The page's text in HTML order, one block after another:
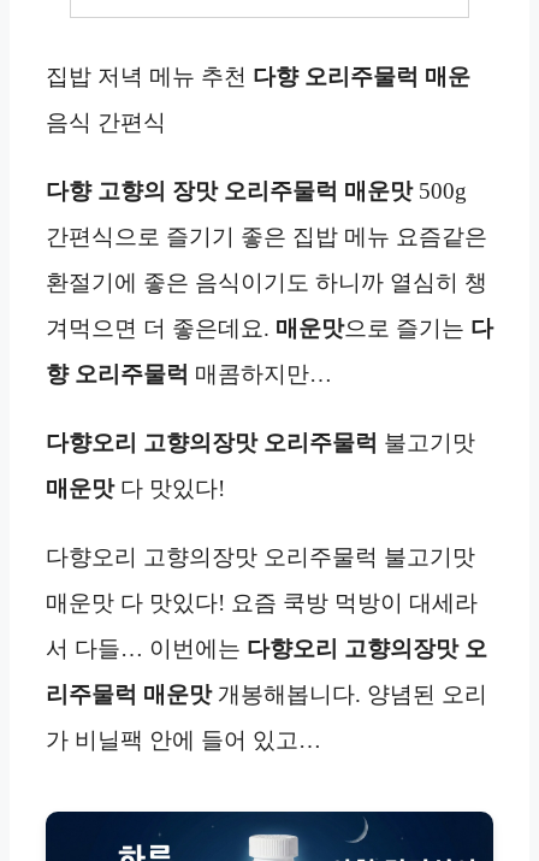
집밥 저녁 메뉴 추천 다향 오리 주물럭 매운
음식 간편식
다향 고향의 장맛 오리주물럭 매운맛500g
간편식으로 즐기기 좋은 집밥 메뉴 요즘같은
환절기에 좋은 음식이기도 하니까 열심히 챙
겨먹으면 더 좋은데요. 매운맛으로 즐기는 다
향 오리 주물럭 매콤하지만…
다향오리 고향의장맛 오리주물럭 불고기맛
매운맛다 맛있다!
다향오리 고향의장맛 오리주물럭 불고기맛
매운맛 다 맛있다! 요즘 쿡방 먹방이 대세라
서 다들… 이번에는 다향오리 고향의장맛 오
리주물럭 매운맛개봉해봅니다. 양념된 오리
가 비닐팩 안에 들어 있고…